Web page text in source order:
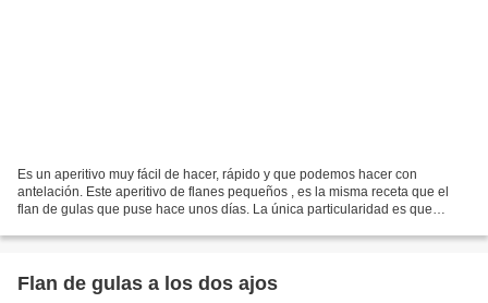
Es un aperitivo muy fácil de hacer, rápido y que podemos hacer con
antelación. Este aperitivo de flanes pequeños , es la misma receta que el
flan de gulas que puse hace unos días. La única particularidad es que
Flan de gulas a los dos ajos